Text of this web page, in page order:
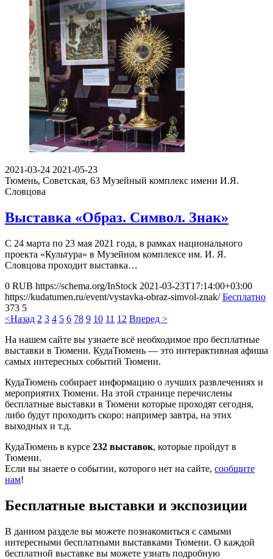
2021-03-24 2021-05-23
Тюмень, Советская, 63 Музейный комплекс имени И.Я.
Словцова
Выставка «Образ. Символ. Знак»
С 24 марта по 23 мая 2021 года, в рамках национального
проекта «Культура» в Музейном комплексе им. И. Я.
Словцова проходит выставка…
0 RUB https://schema.org/InStock 2021-03-23T17:14:00+03:00
https://kudatumen.ru/event/vystavka-obraz-simvol-znak/ Бесплатно
373 5
<Назад 2 3 4 5 6 78 9 10 11 12 Вперед >
На нашем сайте вы узнаете всё необходимое про бесплатные
выставки в Тюмени. КудаТюмень — это интерактивная афиша
самых интересных событий Тюмени.
КудаТюмень собирает информацию о лучших развлечениях и
мероприятих Тюмени. На этой странице перечислены
бесплатные выставки в Тюмени которые проходят сегодня,
либо будут проходить скоро: например завтра, на этих
выходных и т.д.
КудаТюмень в курсе 232 выставок, которые пройдут в
Тюмени.
Если вы знаете о событии, которого нет на сайте, сообщите
нам!
Бесплатные выставки и экспозиции
В данном разделе вы можете познакомиться с самыми
интересными бесплатными выставками Тюмени. О каждой
бесплатной выставке вы можете узнать подробную